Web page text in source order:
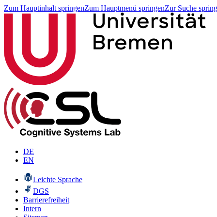
Zum Hauptinhalt springenZum Hauptmenü springenZur Suche
DE
EN
Leichte Sprache
DGS
Barrierefreiheit
Intern